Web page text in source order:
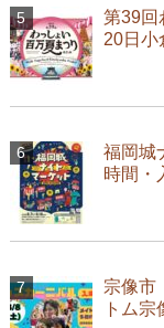
第39回
20日小
福岡城
時間・
宗像市
トム